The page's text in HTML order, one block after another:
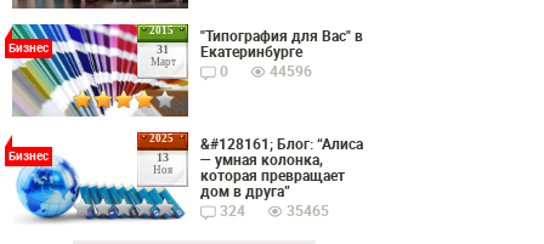
2015
31
Март
Бизнес
"Типография для Вас" в
Екатеринбурге
0
44596
2025
13
Ноя
Бизнес
&#128161; Блог: “Алиса
— умная колонка,
которая превращает
дом в друга”
324
35465